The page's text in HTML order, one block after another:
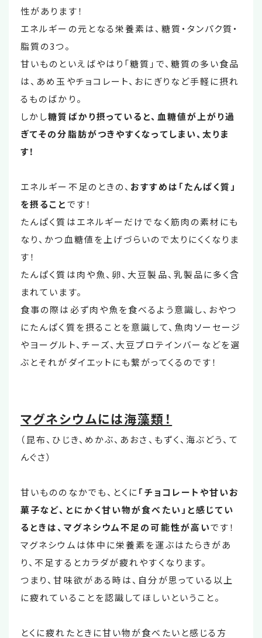
性があります！
エネルギーの元となる栄養素は、糖質・タンパク質・
脂質の3つ。
甘いものといえばやはり「糖質」で、糖質の多い食品
は、あめ玉やチョコレート、おにぎりなど手軽に摂れ
るものばかり。
しかし糖質ばかり摂っていると、血糖値が上がり過
ぎてその分脂肪がつきやすくなってしまい、太りま
す！
エネルギー不足のときの、 おすすめは「たんぱく質」
を摂ることです！
たんぱく質はエネルギーだけでなく筋肉の素材にも
なり、かつ血糖値を上げづらいので太りにくくなりま
す！
たんぱく質は肉や魚、卵、大豆製品、乳製品に多く含
まれています。
食事の際は必ず肉や魚を食べるよう意識し、おやつ
にたんぱく質を摂ることを意識して、魚肉ソーセージ
やヨーグルト、チーズ、大豆プロテインバーなどを選
ぶとそれがダイエットにも繋がってくるのです！
マグネシウムには海藻類！
（昆布、ひじき、めかぶ、あおさ、もずく、海ぶどう、て
んぐさ）
甘いもののなかでも、とくに「チョコレートや甘いお
菓子など、とにかく甘い物が食べたい」と感じてい
るときは、マグネシウム不足の可能性が高いです！
マグネシウムは体中に栄養素を運ぶはたらきがあ
り、不足するとカラダが疲れやすくなります。
つまり、甘味欲がある時は、自分が思っている以上
に疲れていることを認識してほしいということ。
とくに疲れたときに甘い物が食べたいと感じる方